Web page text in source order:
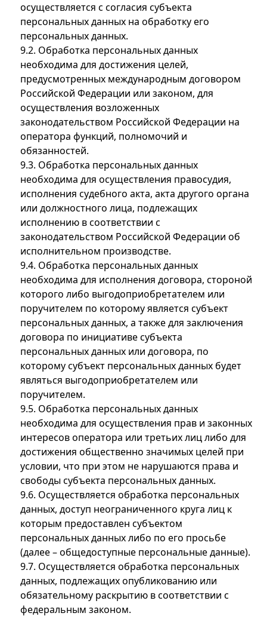
осуществляется с согласия субъекта
персональных данных на обработку его
персональных данных.
9.2. Обработка персональных данных
необходима для достижения целей,
предусмотренных международным договором
Российской Федерации или законом, для
осуществления возложенных
законодательством Российской Федерации на
оператора функций, полномочий и
обязанностей.
9.3. Обработка персональных данных
необходима для осуществления правосудия,
исполнения судебного акта, акта другого органа
или должностного лица, подлежащих
исполнению в соответствии с
законодательством Российской Федерации об
исполнительном производстве.
9.4. Обработка персональных данных
необходима для исполнения договора, стороной
которого либо выгодоприобретателем или
поручителем по которому является субъект
персональных данных, а также для заключения
договора по инициативе субъекта
персональных данных или договора, по
которому субъект персональных данных будет
являться выгодоприобретателем или
поручителем.
9.5. Обработка персональных данных
необходима для осуществления прав и законных
интересов оператора или третьих лиц либо для
достижения общественно значимых целей при
условии, что при этом не нарушаются права и
свободы субъекта персональных данных.
9.6. Осуществляется обработка персональных
данных, доступ неограниченного круга лиц к
которым предоставлен субъектом
персональных данных либо по его просьбе
(далее – общедоступные персональные данные).
9.7. Осуществляется обработка персональных
данных, подлежащих опубликованию или
обязательному раскрытию в соответствии с
федеральным законом.